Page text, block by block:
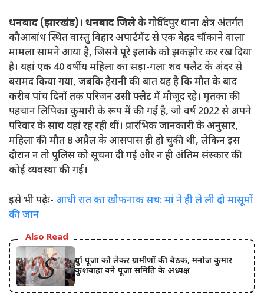
धनबाद (झारखंड)। धनबाद जिलेके गोविंदपुर थाना क्षेत्र अंतर्गत
कौआबांध स्थित वास्तु विहार अपार्टमेंट से एक बेहद चौंकाने वाला
मामला सामने आया है, जिसने पूरे इलाके को झकझोर कर रख दिया
है। यहां एक 40 वर्षीय महिला का सड़ा-गला शव फ्लैट के अंदर से
बरामद किया गया, जबकि हैरानी की बात यह है कि मौत के बाद
करीब पांच दिनों तक परिजन उसी फ्लैट में मौजूद रहे। मृतका की
पहचान लिपिका कुमारी के रूप में की गई है, जो वर्ष 2022 से अपने
परिवार के साथ यहां रह रही थीं। प्रारंभिक जानकारी के अनुसार,
महिला की मौत 8 अप्रैल के आसपास ही हो चुकी थी, लेकिन इस
दौरान न तो पुलिस को सूचना दी गई और न ही अंतिम संस्कार की
कोई व्यवस्था की गई।
इसे भी पढ़ेः- आधी रात का खौफनाक सच: मां ने ही ले ली दो मासूमों
की जान
Also Read
दुर्गा पूजा को लेकर ग्रामीणों की बैठक, मनोज कुमार
कुशवाहा बने पूजा समिति के अध्यक्ष